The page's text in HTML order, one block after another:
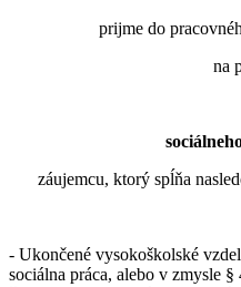
prijme do
na
záujemcu, ktorý spĺňa
- Ukončené vysokoškolské
sociálna práca, alebo v zmysle